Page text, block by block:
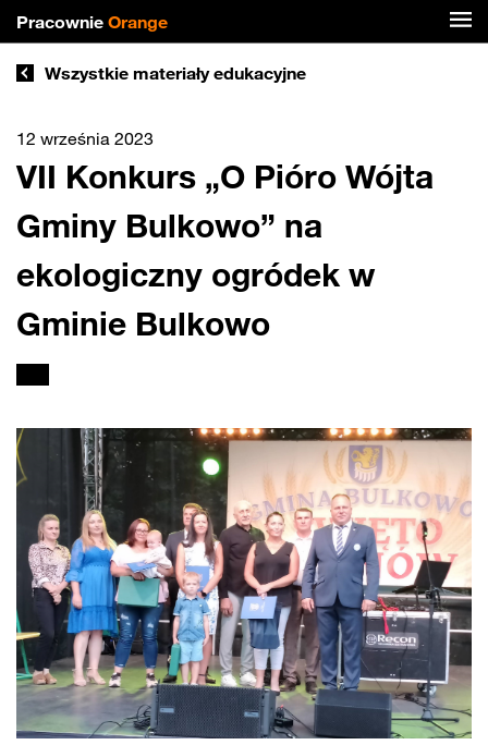
Pracownie Orange
Wszystkie materiały edukacyjne
12 września 2023
VII Konkurs „O Pióro Wójta
Gminy Bulkowo” na
ekologiczny ogródek w
Gminie Bulkowo